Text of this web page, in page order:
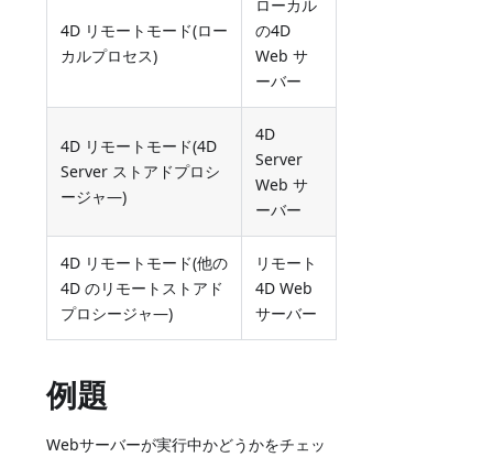
4D リモートモード(ロー
カルプロセス)
ローカル
の4D
Web サ
ーバー
4D リモートモード(4D
Server ストアドプロシ
ージャ―)
4D
Server
Web サ
ーバー
4D リモートモード(他の
4D のリモートストアド
プロシージャ―)
リモート
4D Web
サーバー
例題
Webサーバーが実行中かどうかをチェッ